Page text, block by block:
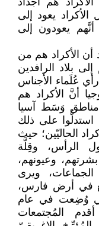
يعود إلى
أنَّهم يعودون إلى
أن الأكراد هم من
بلاد الرافدين
عُلَماء الأجناس
أنَّ الأكراد هم
مناطق وَسَط آسيا
استدلُّوا على ذلك
الحاليّين؛ حيث
الرأس، وقِلَّة
وعيونهم،
ويرى
في أرض فارس،
وُضِعت في عام
المُجتمعات